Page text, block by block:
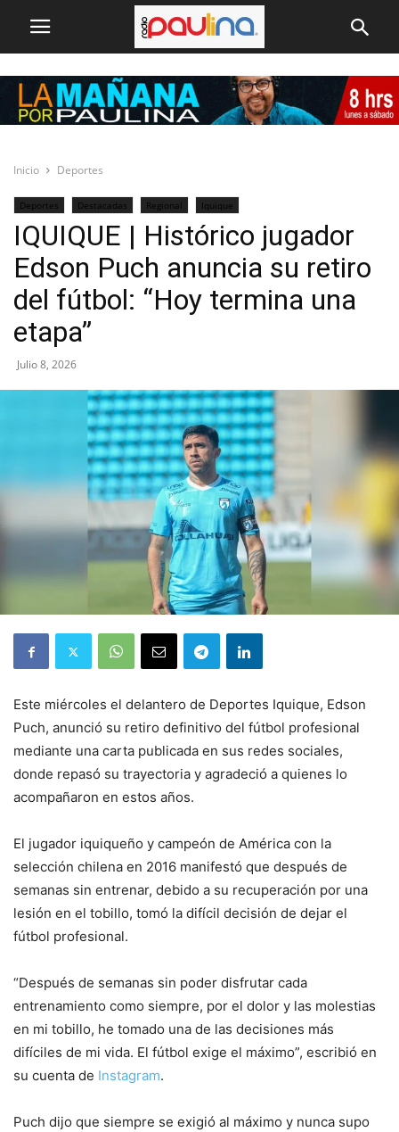
Inicio Deportes
Deportes Destacadas Regional Iquique
IQUIQUE | Histórico jugador
Edson Puch anuncia su retiro
del fútbol: “Hoy termina una
etapa”
Julio 8, 2026
Este miércoles el delantero de Deportes Iquique, Edson
Puch, anunció su retiro definitivo del fútbol profesional
mediante una carta publicada en sus redes sociales,
donde repasó su trayectoria y agradeció a quienes lo
acompañaron en estos años.
El jugador iquiqueño y campeón de América con la
selección chilena en 2016 manifestó que después de
semanas sin entrenar, debido a su recuperación por una
lesión en el tobillo, tomó la difícil decisión de dejar el
fútbol profesional.
“Después de semanas sin poder disfrutar cada
entrenamiento como siempre, por el dolor y las molestias
en mi tobillo, he tomado una de las decisiones más
difíciles de mi vida. El fútbol exige el máximo”, escribió en
su cuenta de Instagram.
Puch dijo que siempre se exigió al máximo y nunca supo